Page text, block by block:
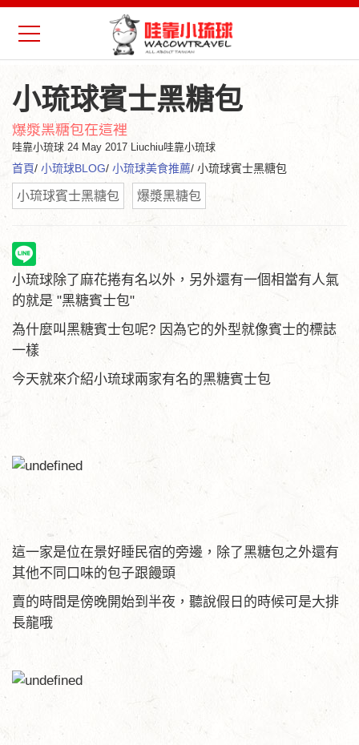
小琉球賓士黑糖包
爆漿黑糖包在這裡
哇靠小琉球 24 May 2017 Liuchiu哇靠小琉球
首頁/ 小琉球BLOG/ 小琉球美食推薦/ 小琉球賓士黑糖包
小琉球賓士黑糖包 爆漿黑糖包
小琉球除了麻花捲有名以外，另外還有一個相當有人氣
的就是 "黑糖賓士包"
為什麼叫黑糖賓士包呢? 因為它的外型就像賓士的標誌
一樣
今天就來介紹小琉球兩家有名的黑糖賓士包
這一家是位在景好睡民宿的旁邊，除了黑糖包之外還有
其他不同口味的包子跟饅頭
賣的時間是傍晚開始到半夜，聽說假日的時候可是大排
長龍哦